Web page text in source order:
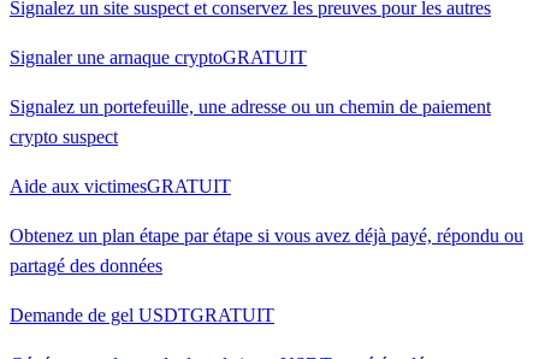
Signalez un site suspect et conservez les preuves pour les autres
Signaler une arnaque cryptoGRATUIT
Signalez un portefeuille, une adresse ou un chemin de paiement
crypto suspect
Aide aux victimesGRATUIT
Obtenez un plan étape par étape si vous avez déjà payé, répondu ou
partagé des données
Demande de gel USDTGRATUIT